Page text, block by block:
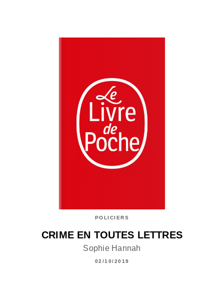
POLICIERS
CRIME EN TOUTES LETTRES
Sophie Hannah
02/10/2019